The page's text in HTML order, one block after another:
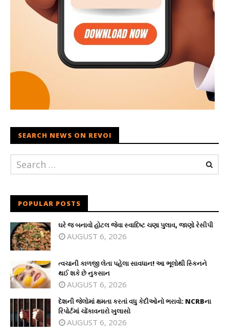
SEARCH NEWS ON REVOI
POPULAR POSTS
ઘરે જ બનાવો હોટલ જેવા સ્વાદિષ્ટ ચણા પુલાવ, જાણો રેસીપી
AUGUST 6, 2026
ત્વચાની કાળજી લેતા પહેલા સાવધાન! આ ભૂલોથી સ્કિનને
થઈ શકે છે નુકસાન
AUGUST 6, 2026
દેશની જેલોમાં ક્ષમતા કરતાં વધુ કેદીઓનો ભરાવો: NCRBના
રિપોર્ટમાં ચોંકાવનારો ખુલાસો
AUGUST 6, 2026